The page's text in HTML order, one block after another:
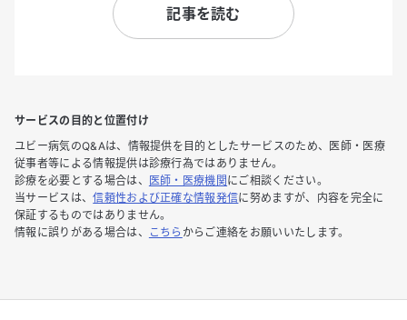
記事を読む
サービスの目的と位置付け
ユビー病気のQ&Aは、情報提供を目的としたサービスのため、医師・医療
従事者等による情報提供は診療行為ではありません。
診療を必要とする場合は、
医師・医療機関 にご相談ください。
当サービスは、信頼性および正確な情報発信に努めますが、内容を完全に
保証するものではありません。
情報に誤りがある場合は、
こちら からご連絡をお願いいたします。